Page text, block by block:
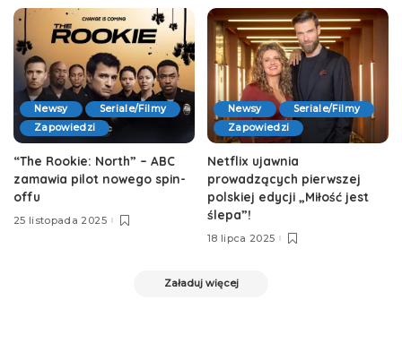
Newsy
Seriale/Filmy
Zapowiedzi
“The Rookie: North” – ABC
zamawia pilot nowego spin-
offu
25 listopada 2025
Newsy
Seriale/Filmy
Zapowiedzi
Netflix ujawnia
prowadzących pierwszej
polskiej edycji „Miłość jest
ślepa”!
18 lipca 2025
Załaduj więcej